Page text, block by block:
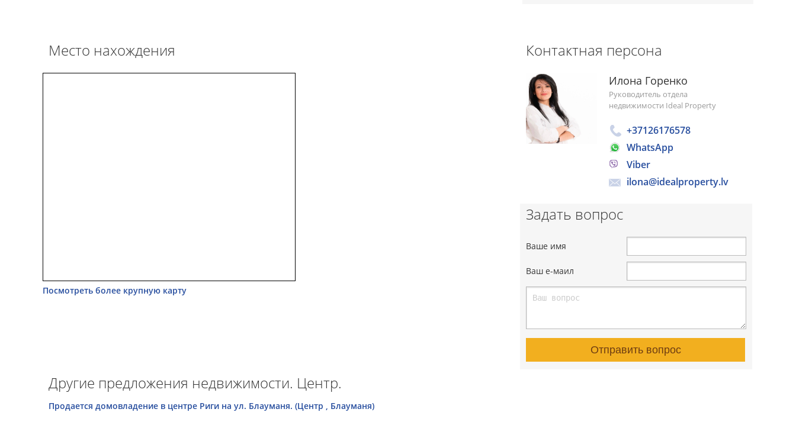
Место нахождения
Посмотреть более крупную карту
Контактная персона
Илона Горенко
Руководитель отдела
недвижимости Ideal Property
+37126176578
WhatsApp
Viber
ilona@idealproperty.lv
Задать вопрос
Ваше имя
Ваш е-маил
Отправить вопрос
Другие предложения недвижимости. Центр.
Продается домовладение в центре Риги на ул. Блауманя. (Центр , Блауманя)